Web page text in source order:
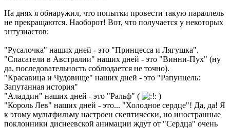
На днях я обнаружил, что попытки провести такую параллель
не прекращаются. Наоборот! Вот, что получается у некоторых
энтузиастов:
"Русалочка" наших дней - это "Принцесса и Лягушка".
"Спасатели в Австралии" наших дней - это "Винни-Пух" (ну
да, последовательность соблюдается не точно).
"Красавица и Чудовище" наших дней - это "Рапунцель:
Запутанная история"
"Аладдин" наших дней - это "Ральф" (
)
"Король Лев" наших дней - это... "Холодное сердце"! Да, да! Я
к этому мультфильму настроен скептически, но иностранные
поклонники диснеевской анимации ждут от "Сердца" очень